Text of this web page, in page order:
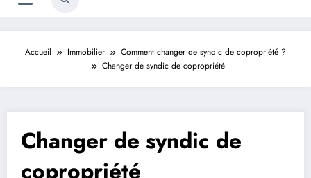
Accueil Immobilier
Comment changer de syndic de copropriété ?
Changer de syndic de copropriété
Changer de syndic de
copropriété